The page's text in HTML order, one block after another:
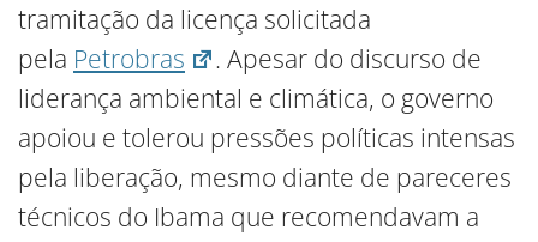
tramitação da licença solicitada
pela Petrobras
. Apesar do discurso de
liderança ambiental e climática, o governo
apoiou e tolerou pressões políticas intensas
pela liberação, mesmo diante de pareceres
técnicos do Ibama que recomendavam a